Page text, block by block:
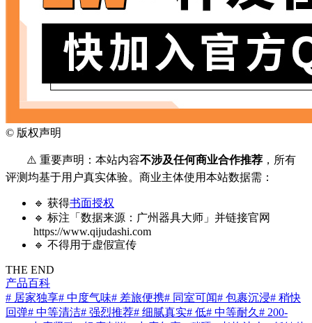
© 版权声明
⚠️ 重要声明：本站内容不涉及任何商业合作推荐 ，所有
评测均基于用户真实体验。商业主体使用本站数据需：
🔹 获得书面授权
🔹 标注「数据来源：广州器具大师」并链接官网
https://www.qijudashi.com
🔹 不得用于虚假宣传
THE END
产品百科
# 居家独享# 中度气味# 差旅便携# 同室可闻# 包裹沉浸# 稍快
回弹# 中等清洁# 强烈推荐# 细腻真实# 低# 中等耐久 # 200-